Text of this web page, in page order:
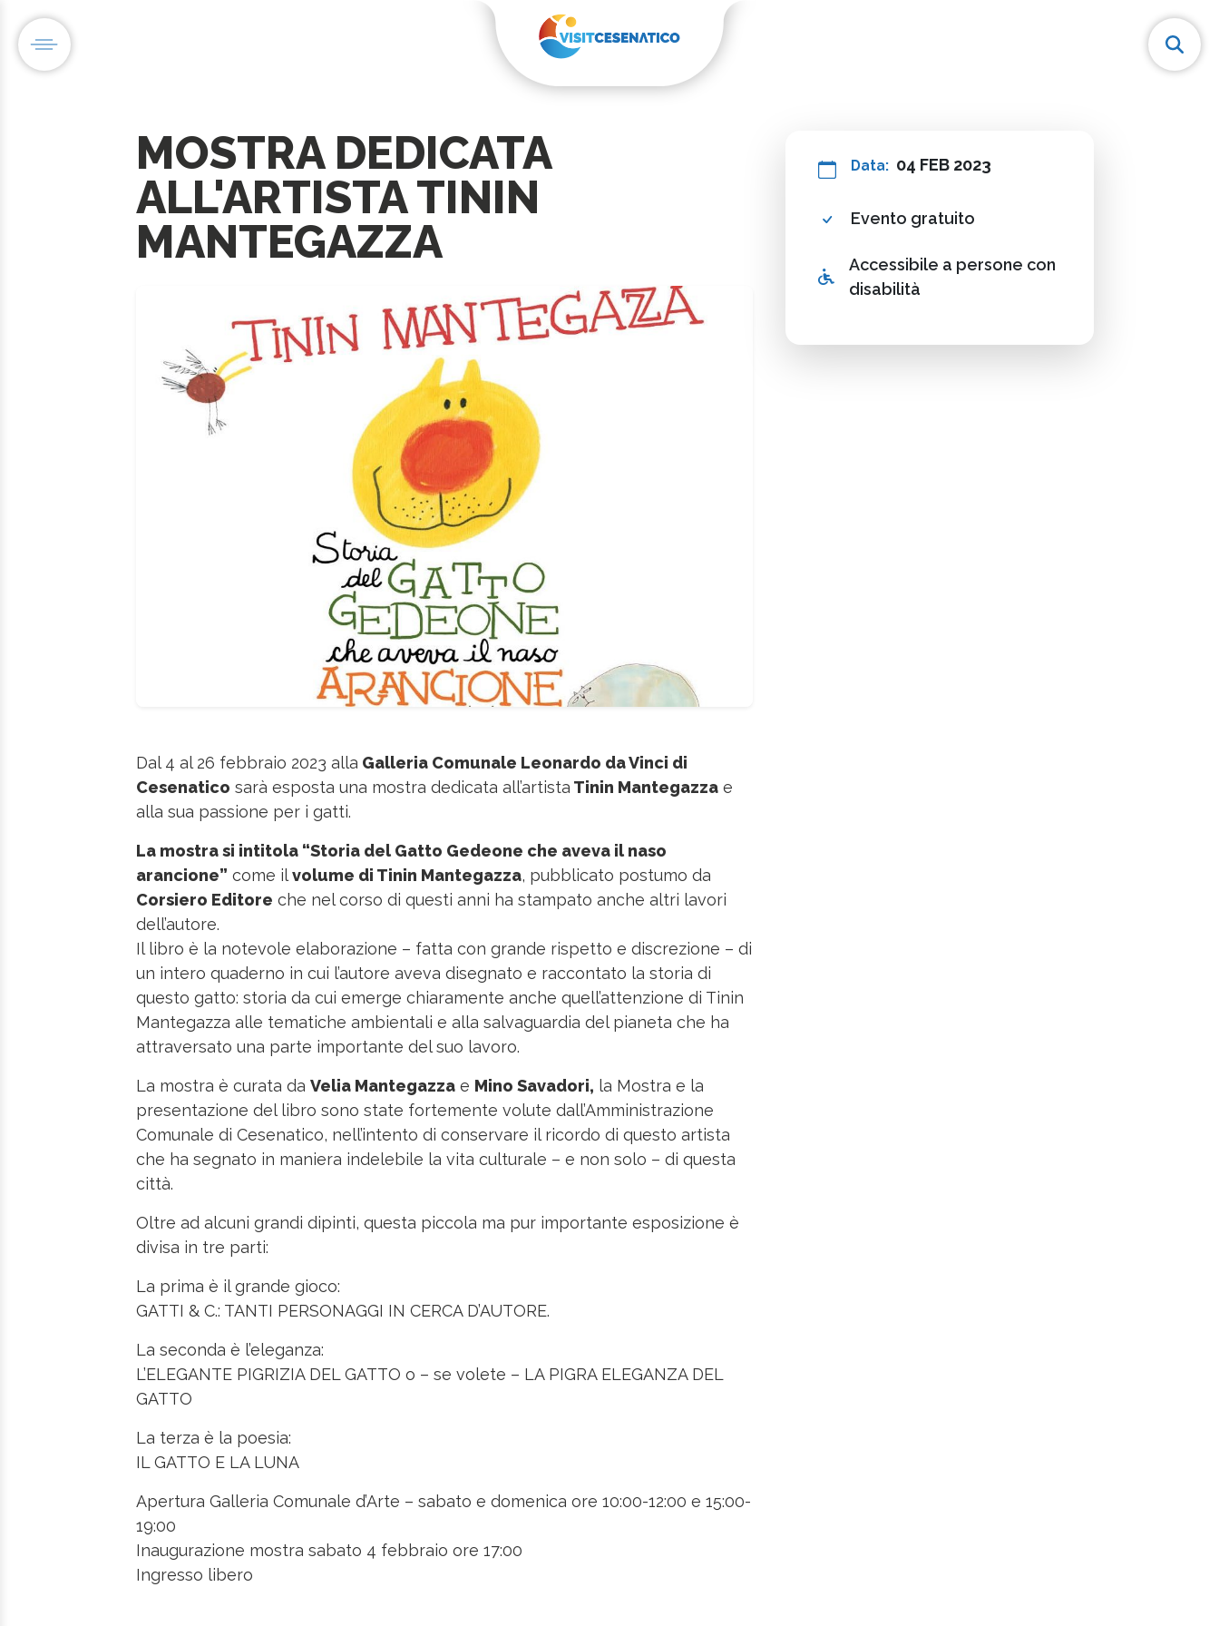
MOSTRA DEDICATA
ALL'ARTISTA TININ
MANTEGAZZA
Dal 4 al 26 febbraio 2023 alla Galleria Comunale Leonardo da Vinci di
Cesenatico sarà esposta una mostra dedicata all’artista Tinin Mantegazza e
alla sua passione per i gatti.
La mostra si intitola “Storia del Gatto Gedeone che aveva il naso
arancione” come ilvolume di Tinin Mantegazza, pubblicato postumo da
Corsiero Editore che nel corso di questi anni ha stampato anche altri lavori
dell’autore.
Il libro è la notevole elaborazione – fatta con grande rispetto e discrezione – di
un intero quaderno in cui l’autore aveva disegnato e raccontato la storia di
questo gatto: storia da cui emerge chiaramente anche quell’attenzione di Tinin
Mantegazza alle tematiche ambientali e alla salvaguardia del pianeta che ha
attraversato una parte importante del suo lavoro.
La mostra è curata da Velia Mantegazza e Mino Savadori, la Mostra e la
presentazione del libro sono state fortemente volute dall’Amministrazione
Comunale di Cesenatico, nell’intento di conservare il ricordo di questo artista
che ha segnato in maniera indelebile la vita culturale – e non solo – di questa
città.
Oltre ad alcuni grandi dipinti, questa piccola ma pur importante esposizione è
divisa in tre parti:
La prima è il grande gioco:
GATTI & C.: TANTI PERSONAGGI IN CERCA D’AUTORE.
La seconda è l’eleganza:
L’ELEGANTE PIGRIZIA DEL GATTO o – se volete – LA PIGRA ELEGANZA DEL
GATTO
La terza è la poesia:
IL GATTO E LA LUNA
Apertura Galleria Comunale d’Arte – sabato e domenica ore 10:00-12:00 e 15:00-
19:00
Inaugurazione mostra sabato 4 febbraio ore 17:00
Ingresso libero
Data: 04 FEB 2023
Evento gratuito
Accessibile a persone con
disabilità